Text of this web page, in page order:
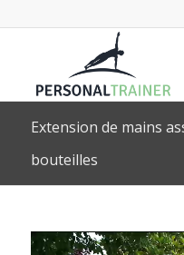
Extension de mains
bouteilles